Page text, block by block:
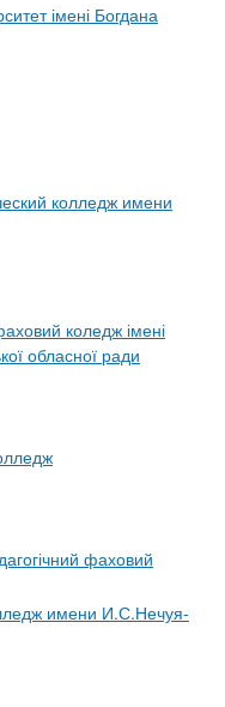
імені Богдана
колледж имени
коледж імені
обласної ради
фаховий
имени И.С.Нечуя-